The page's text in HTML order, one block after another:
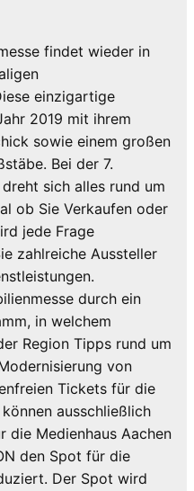
findet wieder in
einzigartige
2019 mit ihrem
sowie einem großen
Bei der 7.
sich alles rund um
ob Sie Verkaufen oder
jede Frage
zahlreiche Aussteller
durch ein
in welchem
Region Tipps rund um
von
Tickets für die
ausschließlich
die Medienhaus Aachen
den Spot für die
Der Spot wird